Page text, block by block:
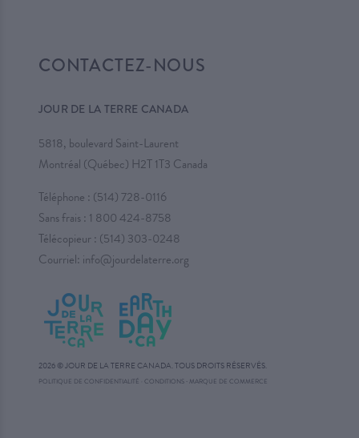
CONTACTEZ-NOUS
JOUR DE LA TERRE CANADA
5818, boulevard Saint-Laurent
Montréal (Québec) H2T 1T3 Canada
Téléphone : (514) 728-0116
Sans frais : 1 800 424-8758
Télécopieur : (514) 303-0248
Courriel: info@jourdelaterre.org
2026 © JOUR DE LA TERRE CANADA. TOUS DROITS RÉSERVÉS.
POLITIQUE DE CONFIDENTIALITÉ CONDITIONS·MARQUE DE COMMERCE